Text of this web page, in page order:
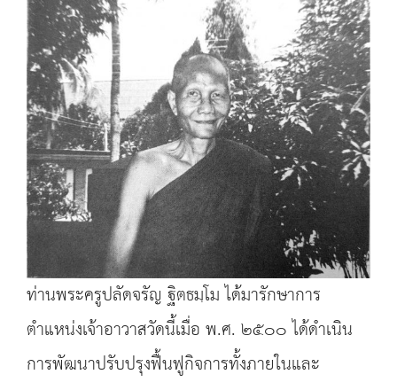
ท่านพระครูปลัดจรัญ ฐิตธมฺโม ได้มารักษาการ
ตำแหน่งเจ้าอาวาสวัดนี้เมื่อ พ.ศ. ๒๕๐๐ ได้ดำเนิน
การพัฒนาปรับปรุงฟื้นฟูกิจการทั้งภายในและ